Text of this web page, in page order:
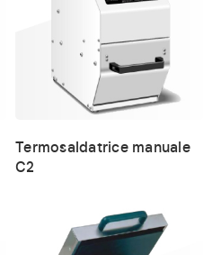
Termosaldatrice manuale
C2